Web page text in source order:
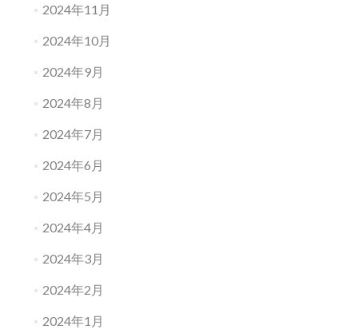
2024年11月
2024年10月
2024年9月
2024年8月
2024年7月
2024年6月
2024年5月
2024年4月
2024年3月
2024年2月
2024年1月